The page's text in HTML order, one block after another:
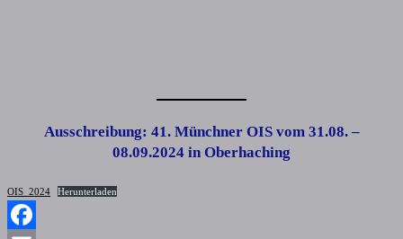
Ausschreibung: 41. Münchner OIS vom 31.08. –
08.09.2024 in Oberhaching
OIS_2024 Herunterladen